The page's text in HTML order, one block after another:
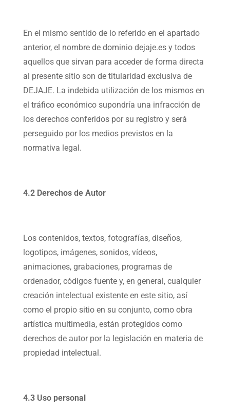
En el mismo sentido de lo referido en el apartado
anterior, el nombre de dominio dejaje.es y todos
aquellos que sirvan para acceder de forma directa
al presente sitio son de titularidad exclusiva de
DEJAJE. La indebida utilización de los mismos en
el tráfico económico supondría una infracción de
los derechos conferidos por su registro y será
perseguido por los medios previstos en la
normativa legal.
4.2 Derechos de Autor
Los contenidos, textos, fotografías, diseños,
logotipos, imágenes, sonidos, vídeos,
animaciones, grabaciones, programas de
ordenador, códigos fuente y, en general, cualquier
creación intelectual existente en este sitio, así
como el propio sitio en su conjunto, como obra
artística multimedia, están protegidos como
derechos de autor por la legislación en materia de
propiedad intelectual.
4.3 Uso personal